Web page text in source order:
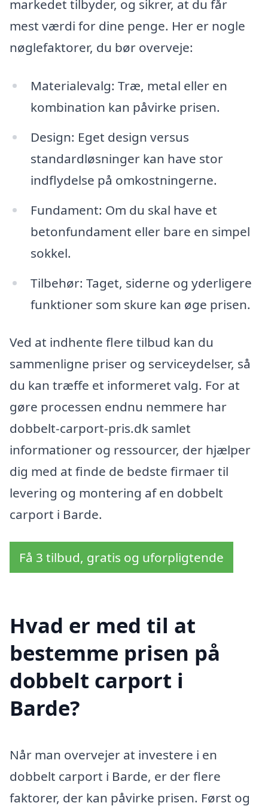
markedet tilbyder, og sikrer, at du får
mest værdi for dine penge. Her er nogle
nøglefaktorer, du bør overveje:
Materialevalg: Træ, metal eller en
kombination kan påvirke prisen.
Design: Eget design versus
standardløsninger kan have stor
indflydelse på omkostningerne.
Fundament: Om du skal have et
betonfundament eller bare en simpel
sokkel.
Tilbehør: Taget, siderne og yderligere
funktioner som skure kan øge prisen.
Ved at indhente flere tilbud kan du
sammenligne priser og serviceydelser, så
du kan træffe et informeret valg. For at
gøre processen endnu nemmere har
dobbelt-carport-pris.dk samlet
informationer og ressourcer, der hjælper
dig med at finde de bedste firmaer til
levering og montering af en dobbelt
carport i Barde.
Få 3 tilbud, gratis og uforpligtende
Hvad er med til at
bestemme prisen på
dobbelt carport i
Barde?
Når man overvejer at investere i en
dobbelt carport i Barde, er der flere
faktorer, der kan påvirke prisen. Først og